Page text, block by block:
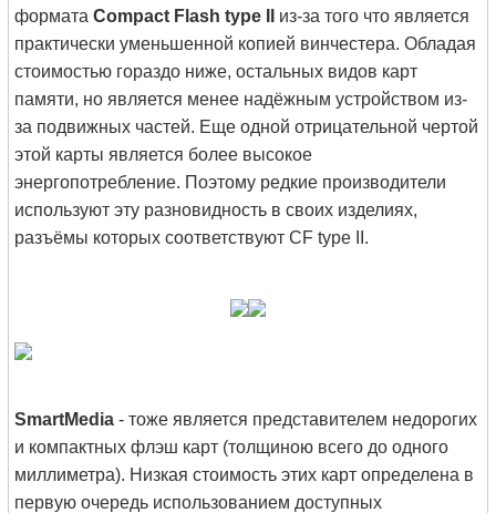
форматаCompact Flash type II из-за того что является
практически уменьшенной копией винчестера. Обладая
стоимостью гораздо ниже, остальных видов карт
памяти, но является менее надёжным устройством из-
за подвижных частей. Еще одной отрицательной чертой
этой карты является более высокое
энергопотребление. Поэтому редкие производители
используют эту разновидность в своих изделиях,
разъёмы которых соответствуют CF type II.
SmartMedia- тоже является представителем недорогих
и компактных флэш карт (толщиною всего до одного
миллиметра). Низкая стоимость этих карт определена в
первую очередь использованием доступных